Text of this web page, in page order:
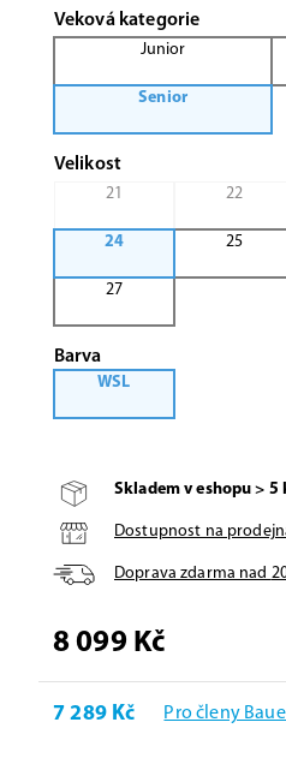
Veková kategorie
Junior
Senior
Velikost
21 22
24 25
27
Barva
WSL
Skladem v eshopu > 5
Dostupnost na
Doprava zdarma nad
8 099 Kč
7 289 Kč Pro členy